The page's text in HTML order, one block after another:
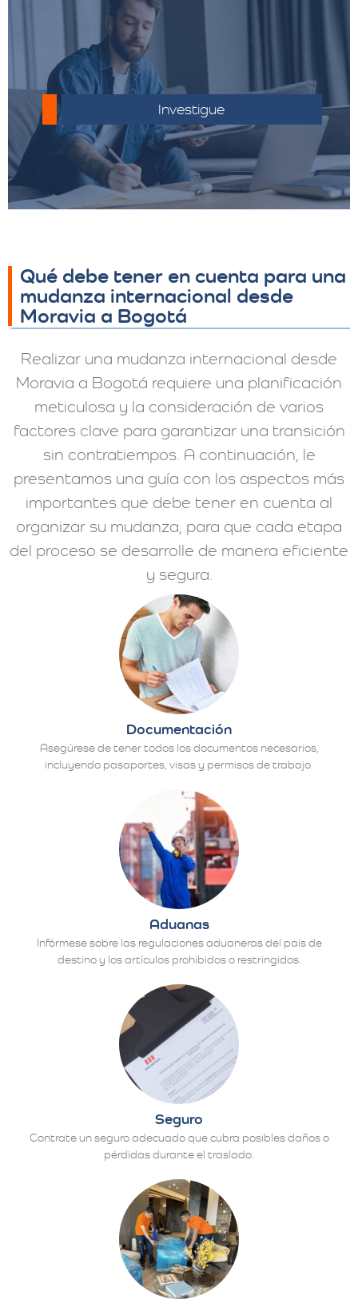
Investigue
Conocer las regulaciones aduaneras del
país de destino para evitar inconvenientes.
Qué debe tener en cuenta para una
mudanza internacional desde
Moravia a Bogotá
Realizar una mudanza internacional desde
Moravia a Bogotá requiere una planificación
meticulosa y la consideración de varios
factores clave para garantizar una transición
sin contratiempos. A continuación, le
presentamos una guía con los aspectos más
importantes que debe tener en cuenta al
organizar su mudanza, para que cada etapa
del proceso se desarrolle de manera eficiente
y segura.
Documentación
Asegúrese de tener todos los documentos necesarios,
incluyendo pasaportes, visas y permisos de trabajo.
Aduanas
Infórmese sobre las regulaciones aduaneras del país de
destino y los artículos prohibidos o restringidos.
Seguro
Contrate un seguro adecuado que cubra posibles daños o
pérdidas durante el traslado.